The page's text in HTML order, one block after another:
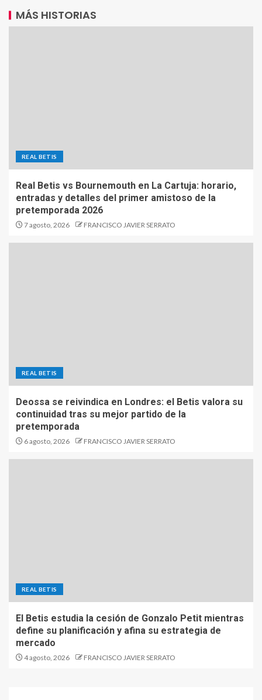
MÁS HISTORIAS
REAL BETIS
Real Betis vs Bournemouth en La Cartuja: horario,
entradas y detalles del primer amistoso de la
pretemporada 2026
7 agosto, 2026 FRANCISCO JAVIER SERRATO
REAL BETIS
Deossa se reivindica en Londres: el Betis valora su
continuidad tras su mejor partido de la
pretemporada
6 agosto, 2026 FRANCISCO JAVIER SERRATO
REAL BETIS
El Betis estudia la cesión de Gonzalo Petit mientras
define su planificación y afina su estrategia de
mercado
4 agosto, 2026 FRANCISCO JAVIER SERRATO